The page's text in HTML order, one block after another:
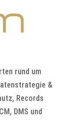
rund um
&
Records
DMS und